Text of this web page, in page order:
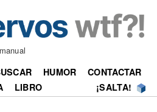
HUMOR
CONTACTAR
LIBRO ¡SALTA!